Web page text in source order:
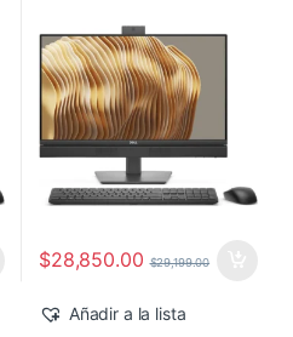
Windows 11 Pro
$28,850.00 $29,199.00
Añadir a la lista